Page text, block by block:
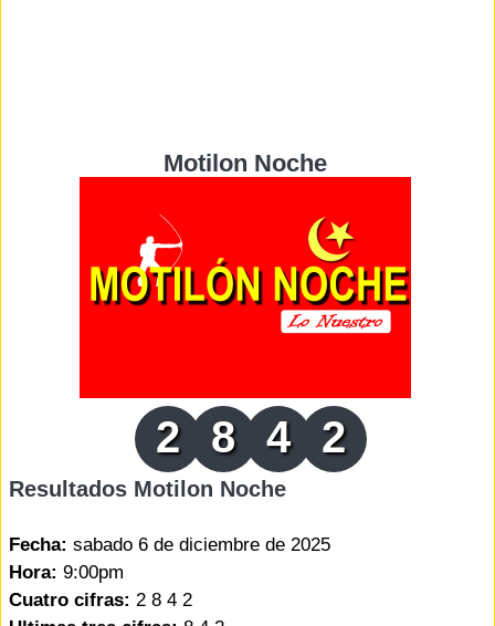
Motilon Noche
2 8 4 2
Resultados Motilon Noche
Fecha: sabado 6 de diciembre de 2025
Hora: 9:00pm
Cuatro cifras: 2 8 4 2